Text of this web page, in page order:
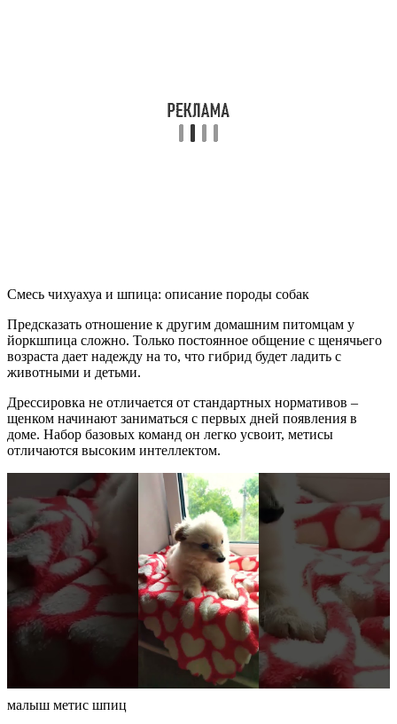
Смесь чихуахуа и шпица: описание породы собак
Предсказать отношение к другим домашним питомцам у
йоркшпица сложно. Только постоянное общение с щенячьего
возраста дает надежду на то, что гибрид будет ладить с
животными и детьми.
Дрессировка не отличается от стандартных нормативов –
щенком начинают заниматься с первых дней появления в
доме. Набор базовых команд он легко усвоит, метисы
отличаются высоким интеллектом.
малыш метис шпиц